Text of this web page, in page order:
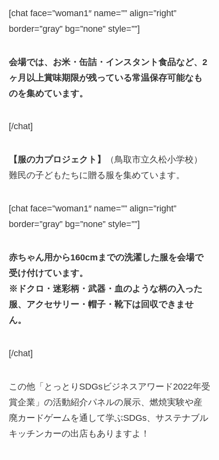
[chat face=”woman1″ name=”” align=”right”
border=”gray” bg=”none” style=””]
会場では、お米・缶詰・インスタント食品など、 2
ヶ月以上賞味期限が残っている常温保存可能なも
のを集めています。
[/chat]
【服の力プロジェクト】
（鳥取市立久松小学校）
難民の子どもたちに贈る服を集めています。
[chat face=”woman1″ name=”” align=”right”
border=”gray” bg=”none” style=””]
赤ちゃん用から160cmまでの洗濯した服を会場で
受け付けています。
※ドクロ・迷彩柄・武器・血のような柄の入った
服、アクセサリー・帽子・靴下は回収できませ
ん。
[/chat]
この他「とっとりSDGsビジネスアワード2022年受
賞企業」の活動紹介パネルの展示、燃焼実験や産
廃カードゲームを通して学ぶSDGs、サステナブル
キッチンカーの出店もありますよ！